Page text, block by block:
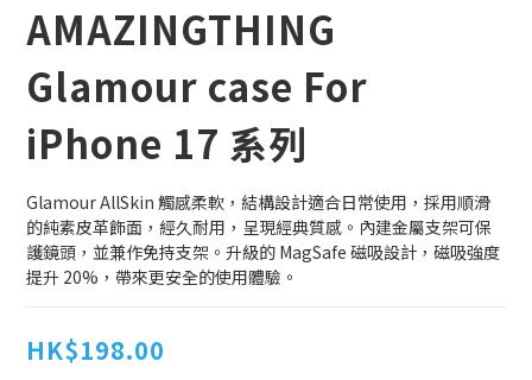
AMAZINGTHING
Glamour case For
iPhone 17 系列
Glamour AllSkin 觸感柔軟，結構設計適合日常使用，採用順滑
的純素皮革飾面，經久耐用，呈現經典質感。內建金屬支架可保
護鏡頭，並兼作免持支架。升級的 MagSafe 磁吸設計，磁吸強度
提升 20%，帶來更安全的使用體驗。
HK$198.00